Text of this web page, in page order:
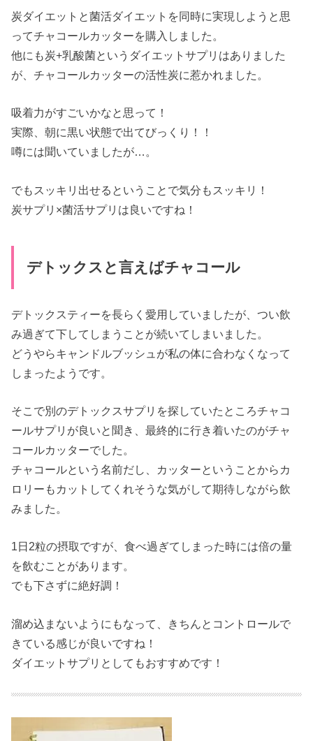
炭ダイエットと菌活ダイエットを同時に実現しようと思
ってチャコールカッターを購入しました。
他にも炭+乳酸菌というダイエットサプリはありました
が、チャコールカッターの活性炭に惹かれました。
吸着力がすごいかなと思って！
実際、朝に黒い状態で出てびっくり！！
噂には聞いていましたが…。
でもスッキリ出せるということで気分もスッキリ！
炭サプリ×菌活サプリは良いですね！
デトックスと言えばチャコール
デトックスティーを長らく愛用していましたが、つい飲
み過ぎて下してしまうことが続いてしまいました。
どうやらキャンドルブッシュが私の体に合わなくなって
しまったようです。
そこで別のデトックスサプリを探していたところチャコ
ールサプリが良いと聞き、最終的に行き着いたのがチャ
コールカッターでした。
チャコールという名前だし、カッターということからカ
ロリーもカットしてくれそうな気がして期待しながら飲
みました。
1日2粒の摂取ですが、食べ過ぎてしまった時には倍の量
を飲むことがあります。
でも下さずに絶好調！
溜め込まないようにもなって、きちんとコントロールで
きている感じが良いですね！
ダイエットサプリとしてもおすすめです！